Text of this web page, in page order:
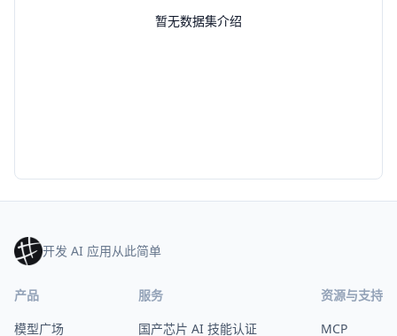
暂无数据集介绍
开发 AI 应用从此简单
产品
模型广场
服务
国产芯片 AI 技能认证
资源与支持
MCP